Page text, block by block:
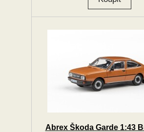
Abrex Škoda Garde 1:43